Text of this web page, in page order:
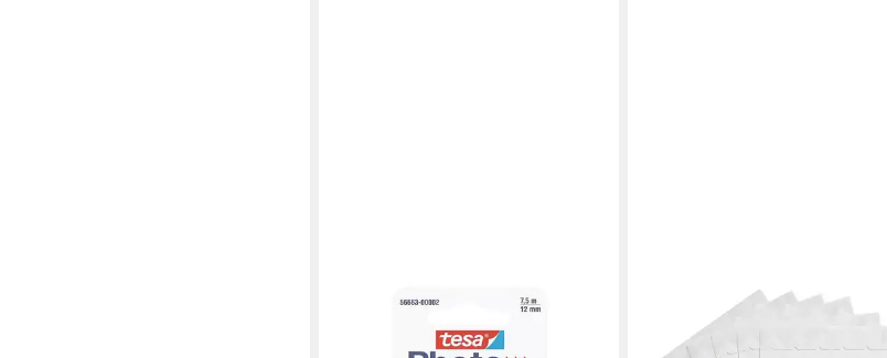
transparent, beidseitig klebend, inkl.
Klebestreifen 12x Packung mit 252
dekorativen Fotoecken - Weiß